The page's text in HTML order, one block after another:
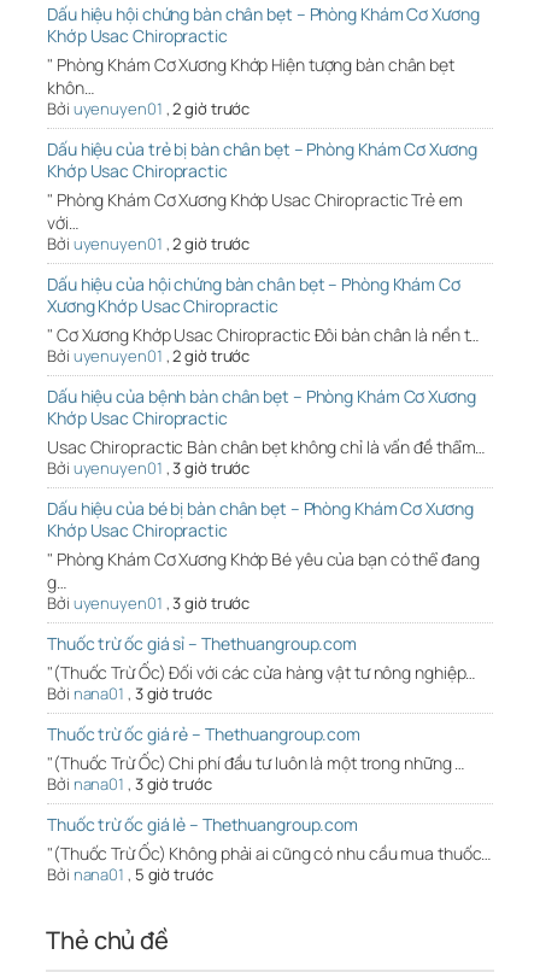
Dấu hiệu hội chứng bàn chân bẹt – Phòng Khám Cơ Xương
Khớp Usac Chiropractic
" Phòng Khám Cơ Xương Khớp Hiện tượng bàn chân bẹt
khôn…
Bởi uyenuyen01 ,2 giờ trước
Dấu hiệu của trẻ bị bàn chân bẹt – Phòng Khám Cơ Xương
Khớp Usac Chiropractic
" Phòng Khám Cơ Xương Khớp Usac Chiropractic Trẻ em
với…
Bởi uyenuyen01 ,2 giờ trước
Dấu hiệu của hội chứng bàn chân bẹt – Phòng Khám Cơ
Xương Khớp Usac Chiropractic
" Cơ Xương Khớp Usac Chiropractic Đôi bàn chân là nền t…
Bởi uyenuyen01 ,2 giờ trước
Dấu hiệu của bệnh bàn chân bẹt – Phòng Khám Cơ Xương
Khớp Usac Chiropractic
Usac Chiropractic Bàn chân bẹt không chỉ là vấn đề thẩm…
Bởi uyenuyen01 ,3 giờ trước
Dấu hiệu của bé bị bàn chân bẹt – Phòng Khám Cơ Xương
Khớp Usac Chiropractic
" Phòng Khám Cơ Xương Khớp Bé yêu của bạn có thể đang
g…
Bởi uyenuyen01 ,3 giờ trước
Thuốc trừ ốc giá sỉ – Thethuangroup.com
"(Thuốc Trừ Ốc) Đối với các cửa hàng vật tư nông nghiệp…
Bởi nana01 , 3 giờ trước
Thuốc trừ ốc giá rẻ – Thethuangroup.com
"(Thuốc Trừ Ốc) Chi phí đầu tư luôn là một trong những …
Bởi nana01 , 3 giờ trước
Thuốc trừ ốc giá lẻ – Thethuangroup.com
"(Thuốc Trừ Ốc) Không phải ai cũng có nhu cầu mua thuốc…
Bởi nana01 , 5 giờ trước
Thẻ chủ đề